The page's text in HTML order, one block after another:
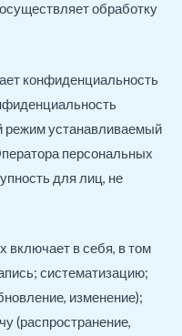
обработку
конфиденциальность
режим устанавливаемый
персональных
для лиц, не
включает в себя, в том
систематизацию;
изменение);
(распространение,